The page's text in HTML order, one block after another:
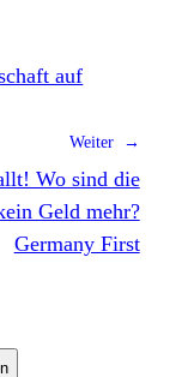
auf
Weiter →
Wo sind die
Geld mehr?
Germany First